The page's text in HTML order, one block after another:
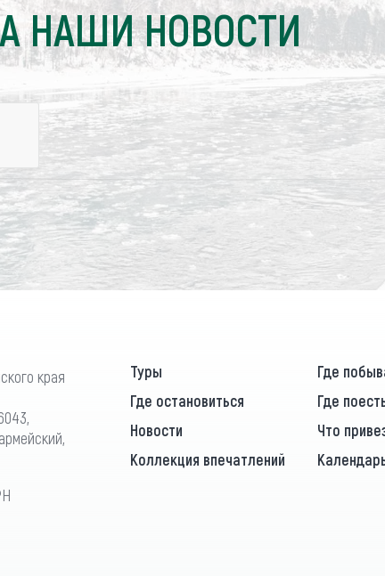
НАШИ НОВОСТИ
края
Туры Где
Где остановиться
Где
Новости
Что
Коллекция впечатлений